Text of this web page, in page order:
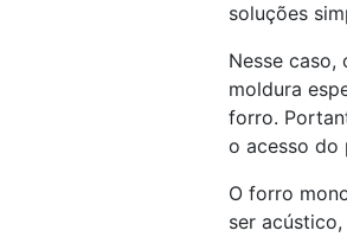
soluções
Nesse
moldura
forro.
o acesso do
O forro
ser